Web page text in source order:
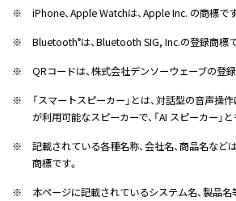
※
iPhone、Apple Watchは、Apple Inc. の商標です
※
Bluetooth®は、Bluetooth SIG, Inc.の登録商標
※
QRコードは、株式会社デンソーウェーブの登録
※
「スマートスピーカー」とは、対話型の音声操
が利用可能なスピーカーで、「AI スピーカー」
※
記載されている各種名称、会社名、商品名など
商標です。
※
本ページに記載されているシステム名、製品名